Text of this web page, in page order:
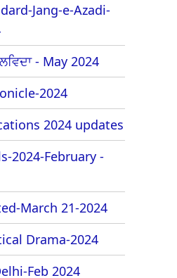
Jang-e-Azadi-
- May 2024
2024
2024 updates
2024-February -
March 21-2024
Drama-2024
Feb 2024